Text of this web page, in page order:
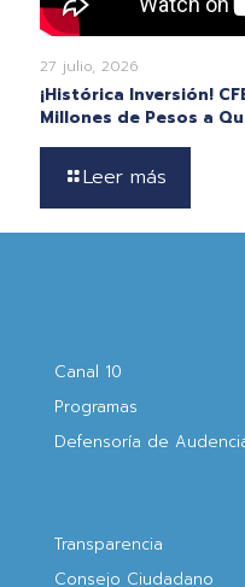
27 julio, 2026
¡Histórica Inversión!
Millones de Pesos a
Leer más
Canal 10
Programas
Defensoría de
Transparencia
Consejo Ciudadano